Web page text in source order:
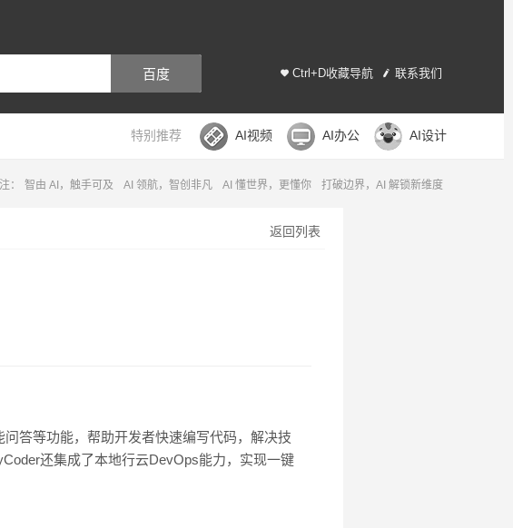
Ctrl+D收藏导航 联系我们
百度
特别推荐 AI视频 AI办公 AI设计
： 智由 AI，触手可及 AI 领航，智创非凡 AI 懂世界，更懂你 打破边界，AI 解锁新维度
返回列表
答等功能，帮助开发者快速编写代码，解决技
还集成了本地行云DevOps能力，实现一键